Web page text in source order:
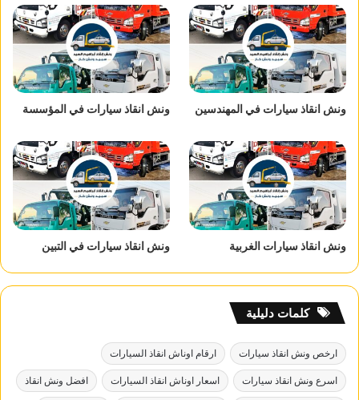
ونش انقاذ سيارات في المهندسين ونش انقاذ سيارات في المؤسسة
ونش انقاذ سيارات الغربية ونش انقاذ سيارات في التبين
كلمات دليلية
ارخص ونش انقاذ سيارات ارقام اوناش انقاذ السيارات
اسرع ونش انقاذ سيارات اسعار اوناش انقاذ السيارات افضل ونش انقاذ